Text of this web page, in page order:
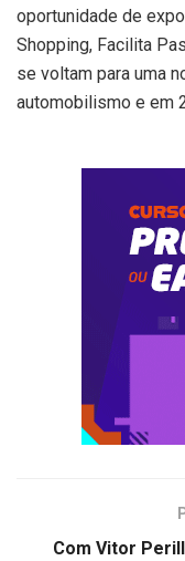
oportunidade de
Shopping, Facilita
se voltam para uma
automobilismo e em
Com Vitor